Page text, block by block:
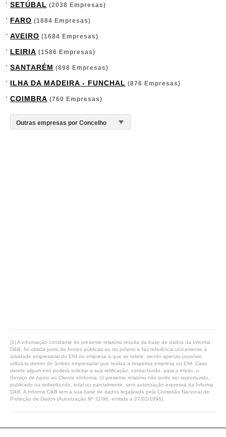
SETÚBAL (2038 Empresas)
FARO (1884 Empresas)
AVEIRO (1684 Empresas)
LEIRIA (1586 Empresas)
SANTARÉM (898 Empresas)
ILHA DA MADEIRA - FUNCHAL (876 Empresas)
COIMBRA (760 Empresas)
(1) A informação constante do presente relatório resulta da base de dados da Informa
D&B, foi obtida junto de fontes públicas ou do próprio e faz referência unicamente à
atividade empresarial do ENI ou empresa a que se refere, sendo apenas possível
utilizá-la dentro do âmbito empresarial que realiza a respetiva empresa ou ENI. Caso
detete algum erro poderá solicitar a sua retificação, contactando, para o efeito, o
Serviço de Apoio ao Cliente eInforma. O presente relatório não pode ser reproduzido,
publicado ou redistribuído, total ou parcialmente, sem autorização expressa da Informa
D&B. A Informa D&B tem a sua base de dados legalizada pela Comissão Nacional de
Proteção de Dados (Autorização Nº 32/96, emitida a 27/02/1996).